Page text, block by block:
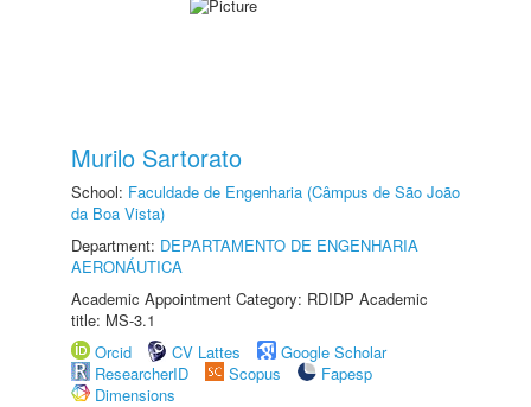
Murilo Sartorato
School: Faculdade de Engenharia (Câmpus de São João
da Boa Vista)
Department: DEPARTAMENTO DE ENGENHARIA
AERONÁUTICA
Academic Appointment Category: RDIDP Academic
title: MS-3.1
Orcid
CV Lattes
Google Scholar
ResearcherID
Scopus
Fapesp
Dimensions